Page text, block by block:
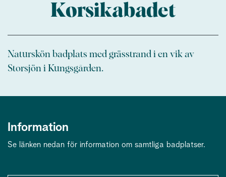
Korsikabadet
Naturskön badplats med grässtrand i en vik av
Storsjön i Kungsgården.
Information
Se länken nedan för information om samtliga badplatser.